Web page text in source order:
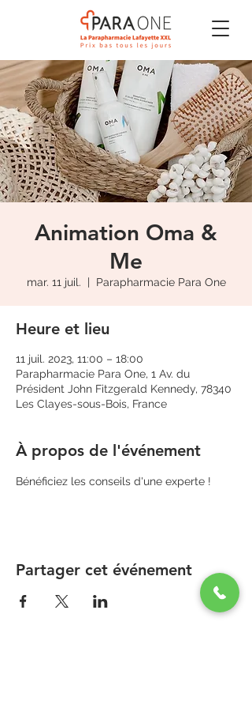
Animation Oma &
Me
mar. 11 juil.
  |
Parapharmacie Para One
Heure et lieu
11 juil. 2023, 11:00 – 18:00
Parapharmacie Para One, 1 Av. du
Président John Fitzgerald Kennedy, 78340
Les Clayes-sous-Bois, France
À propos de l'événement
Bénéficiez les conseils d'une experte !
Partager cet événement